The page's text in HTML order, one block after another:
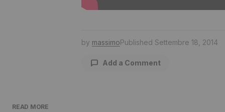
by massimoPublished Settembre 18, 2014
Add a Comment
READ MORE